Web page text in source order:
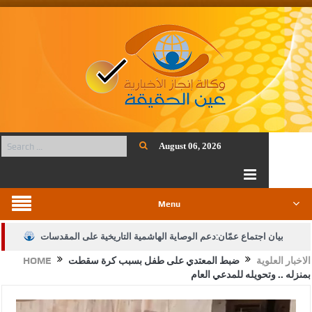
August 06, 2026
Menu
بيان اجتماع عمّان:دعم الوصاية الهاشمية التاريخية على المقدسات
الإسلامية والمسيحية HOME الاخبار العلوية
ضبط المعتدي على طفل بسبب كرة سقطت
بمنزله .. وتحويله للمدعي العام